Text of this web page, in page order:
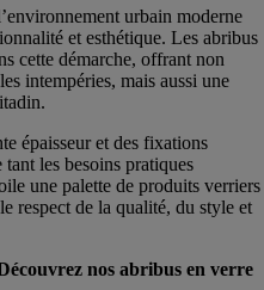
urbain moderne
et esthétique. Les abribus
cette démarche, offrant non
intempéries, mais aussi une
épaisseur et des fixations
les besoins pratiques
une palette de produits verriers
respect de la qualité, du style et
nos abribus en verre